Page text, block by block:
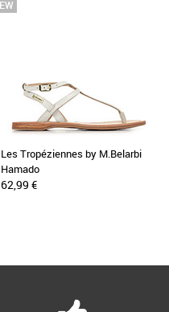
Les Tropéziennes by M.Belarbi
Hamado
62,99 €